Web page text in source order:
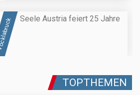
Seele Austria feiert 25 Jahre
TOPTHEMEN